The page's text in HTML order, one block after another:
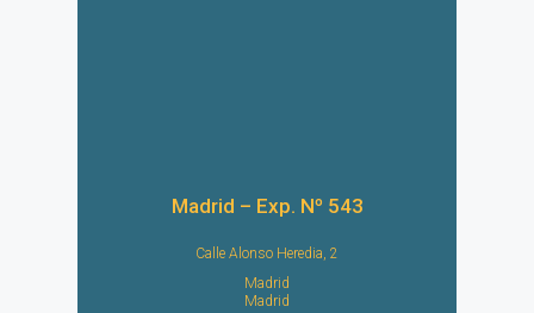
Madrid – Exp. Nº 543
Calle Alonso Heredia, 2
Madrid
Madrid